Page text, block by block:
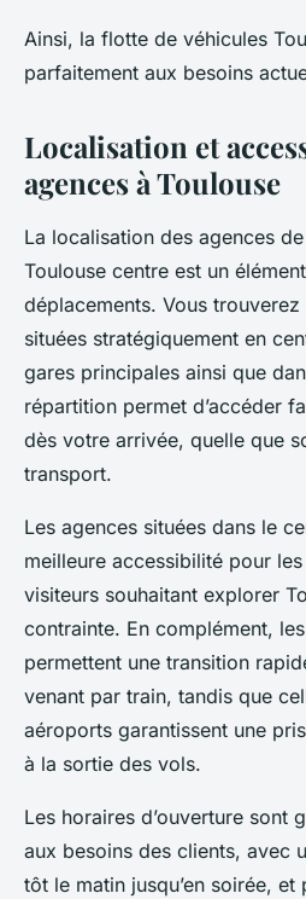
Ainsi, la flotte de véhicules
parfaitement aux besoins
Localisation et
agences à Toulouse
La localisation des agences
Toulouse centre est un
déplacements. Vous
situées stratégiquement en
gares principales ainsi que
répartition permet d’accéder
dès votre arrivée, quelle que
transport.
Les agences situées dans le
meilleure accessibilité pour
visiteurs souhaitant explorer
contrainte. En complément,
permettent une transition
venant par train, tandis que
aéroports garantissent une
à la sortie des vols.
Les horaires d’ouverture sont
aux besoins des clients, avec
tôt le matin jusqu’en soirée,